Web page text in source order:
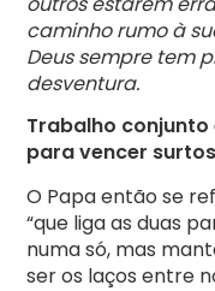
caminho rumo à
Deus sempre tem
desventura.
Trabalho
para vencer
O Papa então se
“que liga as duas
numa só, mas
ser os laços entre